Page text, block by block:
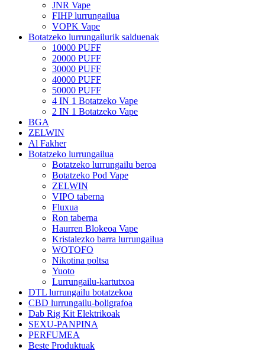
JNR Vape
FIHP lurrungailua
VOPK Vape
Botatzeko lurrungailurik salduenak
10000 PUFF
20000 PUFF
30000 PUFF
40000 PUFF
50000 PUFF
4 IN 1 Botatzeko Vape
2 IN 1 Botatzeko Vape
BGA
ZELWIN
Al Fakher
Botatzeko lurrungailua
Botatzeko lurrungailu beroa
Botatzeko Pod Vape
ZELWIN
VIPO taberna
Fluxua
Ron taberna
Haurren Blokeoa Vape
Kristalezko barra lurrungailua
WOTOFO
Nikotina poltsa
Yuoto
Lurrungailu-kartutxoa
DTL lurrungailu botatzekoa
CBD lurrungailu-boligrafoa
Dab Rig Kit Elektrikoak
SEXU-PANPINA
PERFUMEA
Beste Produktuak